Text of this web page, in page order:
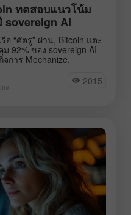
ทดสอบแนวโน้ม
sovereign AI
“ศัตรู” ผ่าน, Bitcoin แตะ
92% ของ sovereign AI
การ Mechanize.
ง 2015